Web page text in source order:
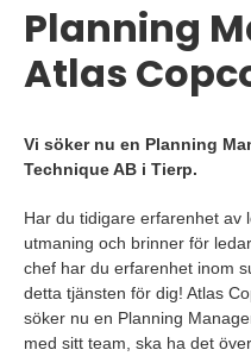
Planning
Atlas
Vi söker nu en Planning
Technique AB i Tierp.
Har du tidigare erfarenhet av
utmaning och brinner för
chef har du erfarenhet inom
detta tjänsten för dig! Atlas
söker nu en Planning
med sitt team, ska ha det